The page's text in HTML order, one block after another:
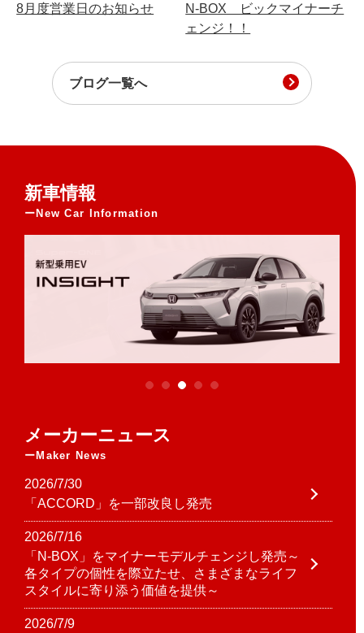
8月度営業日のお知らせ
N-BOX ビックマイナーチ
ェンジ！！
ブログ一覧へ
新車情報
New Car Information
メーカーニュース
Maker News